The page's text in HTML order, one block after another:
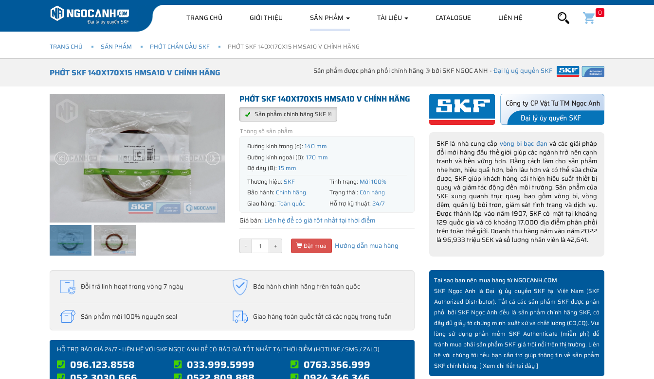
TRANG CHỦ GIỚI THIỆU SẢN PHẨM TÀI LIỆU CATALOGUE LIÊN HỆ
0
TRANG CHỦ SẢN PHẨM PHỚT CHẮN DẦU SKF PHỚT SKF 140X170X15 HMSA10 V CHÍNH HÃNG
PHỚT SKF 140X170X15 HMSA10 V CHÍNH HÃNG Sản phẩm được phân phối chính hãng ® bởi SKF NGỌC ANH -Đại lý uỷ quyền SKF
PHỚT SKF 140X170X15 HMSA10 V CHÍNH HÃNG
Sản phẩm chính hãng SKF ®
Thông số sản phẩm
Đường kính trong (d): 140 mm
Đường kính ngoài (D): 170 mm
Độ dày (B): 15 mm
Thương hiệu: SKF Tình trạng: Mới 100%
Bảo hành: Chính hãng Trạng thái: Còn hàng
Giao hàng: Toàn quốc Hỗ trợ kỹ thuật: 24/7
Giá bán: Liên hệ để có giá tốt nhất tại thời điểm
- + Đặt mua Hướng dẫn mua hàng
Đổi trả linh hoạt trong vòng 7 ngày Bảo hành chính hãng trên toàn quốc
Sản phẩm mới 100% nguyên seal Giao hàng toàn quốc tất cả các ngày trong tuần
HỖ TRỢ BÁO GIÁ 24/7 - LIÊN HỆ VỚI SKF NGỌC ANH ĐỂ CÓ BÁO GIÁ TỐT NHẤT TẠI THỜI ĐIỂM (HOTLINE / SMS / ZALO)
096.123.8558 033.999.5999
0763.356.999
SKF là nhà cung cấp vòng bi bạc đạn và các giải pháp
đổi mới hàng đầu thế giới giúp các ngành trở nên cạnh
tranh và bền vững hơn. Bằng cách làm cho sản phẩm
nhẹ hơn, hiệu quả hơn, bền lâu hơn và có thể sửa chữa
được, SKF giúp khách hàng cải thiện hiệu suất thiết bị
quay và giảm tác động đến môi trường. Sản phẩm của
SKF xung quanh trục quay bao gồm vòng bi, vòng
đệm, quản lý bôi trơn, giám sát tình trạng và dịch vụ.
Được thành lập vào năm 1907, SKF có mặt tại khoảng
129 quốc gia và có khoảng 17.000 địa điểm phân phối
trên toàn thế giới. Doanh thu hàng năm vào năm 2022
là 96,933 triệu SEK và số lượng nhân viên là 42,641.
Tại sao bạn nên mua hàng từ NGOCANH.COM
SKF Ngọc Anh là Đại lý ủy quyền SKF tại Việt Nam (SKF
Authorized Distributor). Tất cả các sản phẩm SKF được phân
phối bởi SKF Ngọc Anh đều là sản phẩm chính hãng SKF, có
đầy đủ giấy tờ chứng minh xuất xứ và chất lượng (CO,CQ). Vui
lòng sử dụng phần mềm SKF Authenticate (miễn phí) để
tránh mua phải sản phẩm SKF giả trôi nổi trên thị trường. Liên
hệ với chúng tôi nếu bạn cần trợ giúp thông tin về sản phẩm
SKF chính hãng. [Xem chi tiết tại đây]